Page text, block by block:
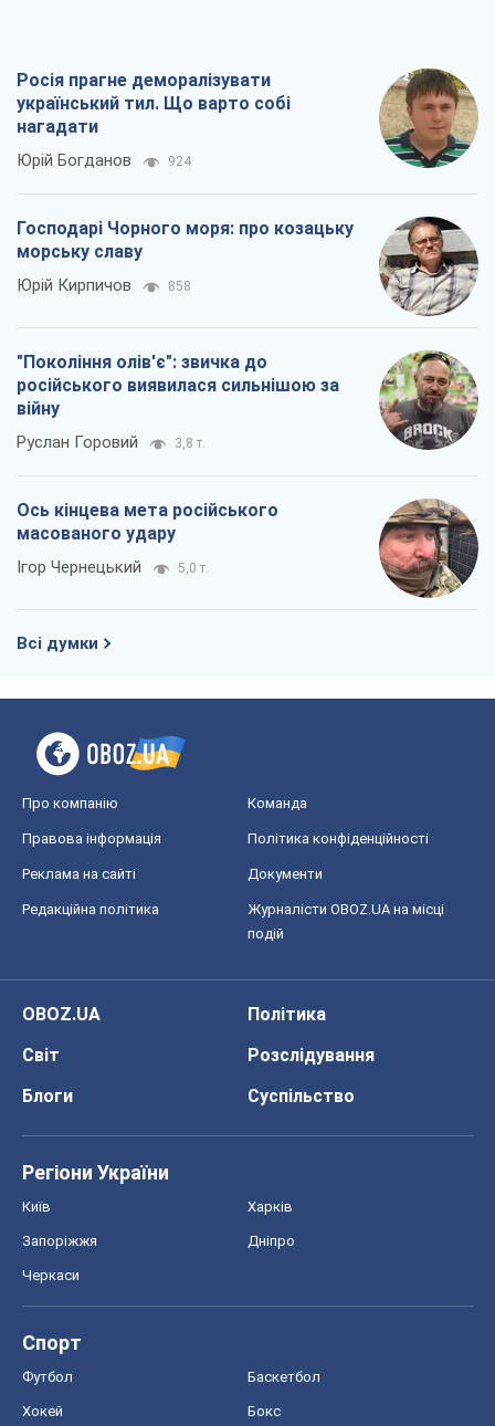
Росія прагне деморалізувати
український тил. Що варто собі
нагадати
Юрій Богданов 924
Господарі Чорного моря: про козацьку
морську славу
Юрій Кирпичов 858
"Покоління олів'є": звичка до
російського виявилася сильнішою за
війну
Руслан Горовий 3,8 т.
Ось кінцева мета російського
масованого удару
Ігор Чернецький 5,0 т.
Всі думки
Про компанію Команда
Правова інформація Політика конфіденційності
Реклама на сайті Документи
Редакційна політика
Журналісти OBOZ.UA на місці
подій
OBOZ.UA
Політика
Світ
Розслідування
Блоги
Суспільство
Регіони України
Київ Харків
Запоріжжя Дніпро
Черкаси
Спорт
Футбол Баскетбол
Хокей Бокс